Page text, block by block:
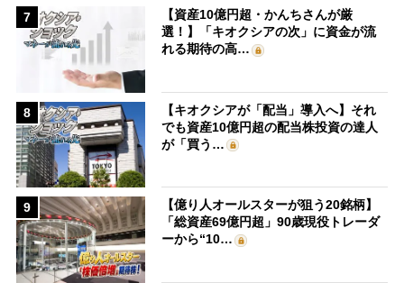
7
【資産10億円超・かんちさんが厳
選！】「キオクシアの次」に資金が流
れる期待の高…
8
【キオクシアが「配当」導入へ】それ
でも資産10億円超の配当株投資の達人
が「買う…
9
【億り人オールスターが狙う20銘柄】
「総資産69億円超」90歳現役トレーダ
ーから“10…